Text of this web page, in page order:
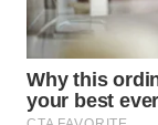
PERSONA
WAHANA
OTOMOTIF